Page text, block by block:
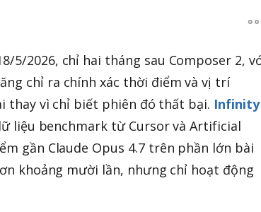
5/2026, chỉ hai tháng sau Composer 2,
chỉ ra chính xác thời điểm và vị trí
thay vì chỉ biết phiên đó thất bại. Infinity
liệu benchmark từ Cursor và Artificial
gần Claude Opus 4.7 trên phần lớn bài
khoảng mười lần, nhưng chỉ hoạt động